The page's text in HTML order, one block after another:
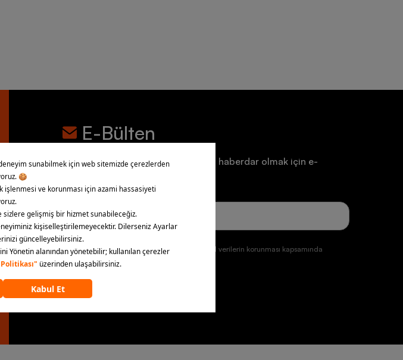
E-Bülten
İndirim, kampanya ve duyurulardan haberdar olmak için e-
“E-Bülten’e üye ol” düğmesine tıklayarak kişisel verilerin korunması kapsamında
aydınlatma metnini kabul etmiş olursunuz.